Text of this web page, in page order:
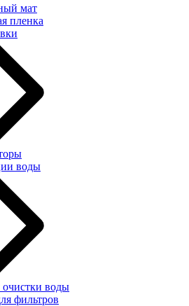
мат
пленка
воды
воды
фильтров